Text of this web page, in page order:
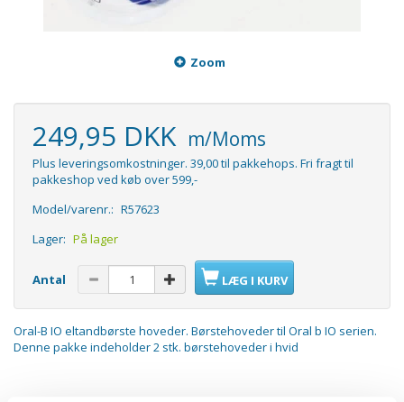
Zoom
249,95 DKK m/Moms
Plus leveringsomkostninger. 39,00 til pakkehops. Fri fragt til
pakkeshop ved køb over 599,-
Model/varenr.: R57623
Lager: På lager
Antal LÆG I KURV
Oral-B IO eltandbørste hoveder. Børstehoveder til Oral b IO serien.
Denne pakke indeholder 2 stk. børstehoveder i hvid